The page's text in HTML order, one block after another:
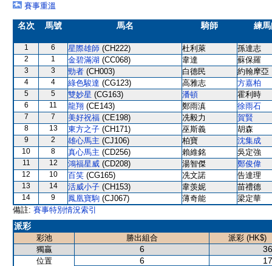
賽事重溫
名次 馬號 馬名 騎師 練
1 6 星際雄師 (CH222) 杜利萊 孫達志
2 1 金碧滿湖 (CC068) 韋達 蘇保羅
3 3 勁者 (CH003) 白德民 約翰摩亞
4 4 綠色駿達 (CG123) 高雅志 方嘉柏
5 5 雙妙星 (CG163) 潘頓 霍利時
6 11 龍翔 (CE143) 鄭雨滇 徐雨石
7 7 美好祝福 (CE198) 冼毅力 賀賢
8 13 東方之子 (CH171) 巫斯義 胡森
9 2 雄心馬主 (CJ106) 柏寶 沈集成
10 8 真心馬主 (CD256) 賴維銘 吳定強
11 12 鴻福星威 (CD208) 湯智傑 鄭俊偉
12 10 百笑 (CG165) 冼文諾 告達理
13 14 活威小子 (CH153) 韋羡妮 苗禮德
14 9 鳳凰寶駒 (CJ067) 薄奇能
梁定華
備註: 賽事特別情況索引
派彩
彩池 勝出組合
派彩 (HK$)
獨贏
6
位置 6